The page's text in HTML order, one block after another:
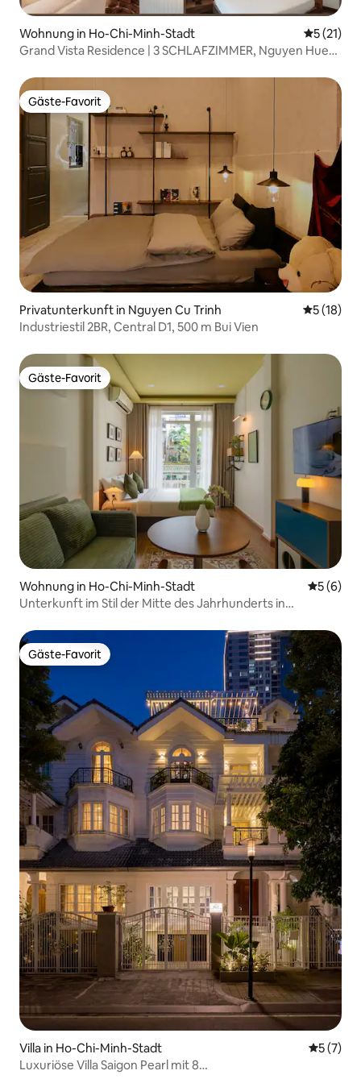
Wohnung in Ho-Chi-Minh-Stadt
5 (21)
Grand Vista Residence | 3 SCHLAFZIMMER, Nguyen Hue
Gäste-Favorit
Gäste-Favorit
Privatunterkunft in Nguyen Cu Trinh
5 (18)
Industriestil 2BR, Central D1, 500 m Bui Vien
Gäste-Favorit
Gäste-Favorit
Wohnung in Ho-Chi-Minh-Stadt
5 (6)
Unterkunft im Stil der Mitte des Jahrhunderts in
entfernt
Gäste-Favorit
Gäste-Favorit
Villa in Ho-Chi-Minh-Stadt
5 (7)
Luxuriöse Villa Saigon Pearl mit 8